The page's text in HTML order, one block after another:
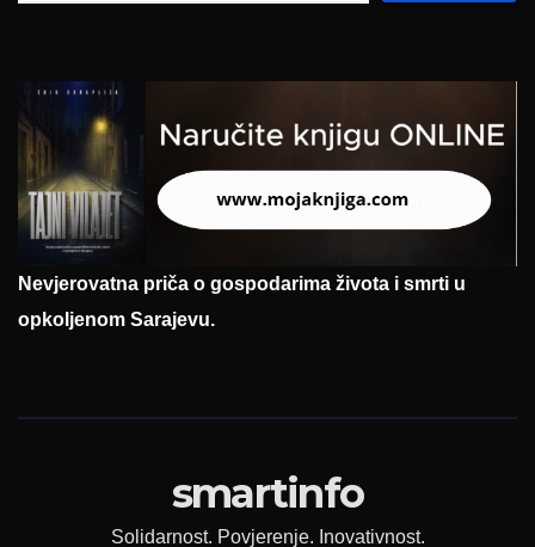
Nevjerovatna priča o gospodarima života i smrti u
opkoljenom Sarajevu.
smartinfo
Solidarnost. Povjerenje. Inovativnost.